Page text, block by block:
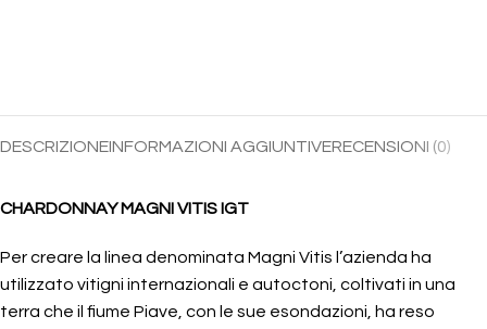
DESCRIZIONEINFORMAZIONI AGGIUNTIVERECENSIONI (0)
CHARDONNAY MAGNI VITIS IGT
Per creare la linea denominata Magni Vitis l’azienda ha
utilizzato vitigni internazionali e autoctoni, coltivati in una
terra che il fiume Piave, con le sue esondazioni, ha reso